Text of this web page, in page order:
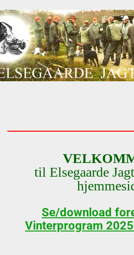
til Elsegaarde
Se/download
Vinterprogram